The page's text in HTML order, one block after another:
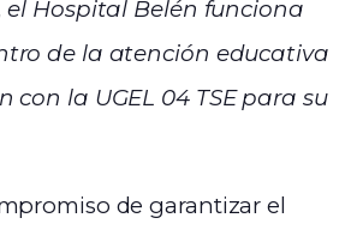
el Hospital Belén funciona
de la atención educativa
con la UGEL 04 TSE para su
de garantizar el